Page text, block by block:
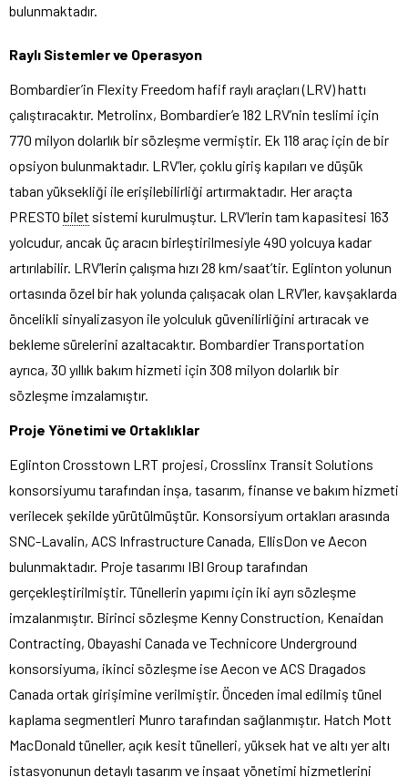
bulunmaktadır.
Raylı Sistemler ve Operasyon
Bombardier’in Flexity Freedom hafif raylı araçları (LRV) hattı
çalıştıracaktır. Metrolinx, Bombardier’e 182 LRV’nin teslimi için
770 milyon dolarlık bir sözleşme vermiştir. Ek 118 araç için de bir
opsiyon bulunmaktadır. LRV’ler, çoklu giriş kapıları ve düşük
taban yüksekliği ile erişilebilirliği artırmaktadır. Her araçta
PRESTO bilet sistemi kurulmuştur. LRV’lerin tam kapasitesi 163
yolcudur, ancak üç aracın birleştirilmesiyle 490 yolcuya kadar
artırılabilir. LRV’lerin çalışma hızı 28 km/saat’tir. Eglinton yolunun
ortasında özel bir hak yolunda çalışacak olan LRV’ler, kavşaklarda
öncelikli sinyalizasyon ile yolculuk güvenilirliğini artıracak ve
bekleme sürelerini azaltacaktır. Bombardier Transportation
ayrıca, 30 yıllık bakım hizmeti için 308 milyon dolarlık bir
sözleşme imzalamıştır.
Proje Yönetimi ve Ortaklıklar
Eglinton Crosstown LRT projesi, Crosslinx Transit Solutions
konsorsiyumu tarafından inşa, tasarım, finanse ve bakım hizmeti
verilecek şekilde yürütülmüştür. Konsorsiyum ortakları arasında
SNC-Lavalin, ACS Infrastructure Canada, EllisDon ve Aecon
bulunmaktadır. Proje tasarımı IBI Group tarafından
gerçekleştirilmiştir. Tünellerin yapımı için iki ayrı sözleşme
imzalanmıştır. Birinci sözleşme Kenny Construction, Kenaidan
Contracting, Obayashi Canada ve Technicore Underground
konsorsiyuma, ikinci sözleşme ise Aecon ve ACS Dragados
Canada ortak girişimine verilmiştir. Önceden imal edilmiş tünel
kaplama segmentleri Munro tarafından sağlanmıştır. Hatch Mott
MacDonald tüneller, açık kesit tünelleri, yüksek hat ve altı yer altı
istasyonunun detaylı tasarım ve inşaat yönetimi hizmetlerini